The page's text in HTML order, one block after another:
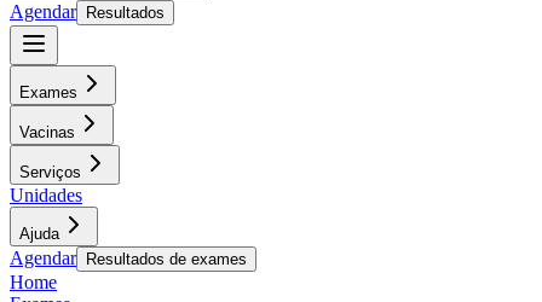
Agendar
Resultados
Exames
Vacinas
Serviços
Unidades
Ajuda
Agendar Resultados de exames
Home